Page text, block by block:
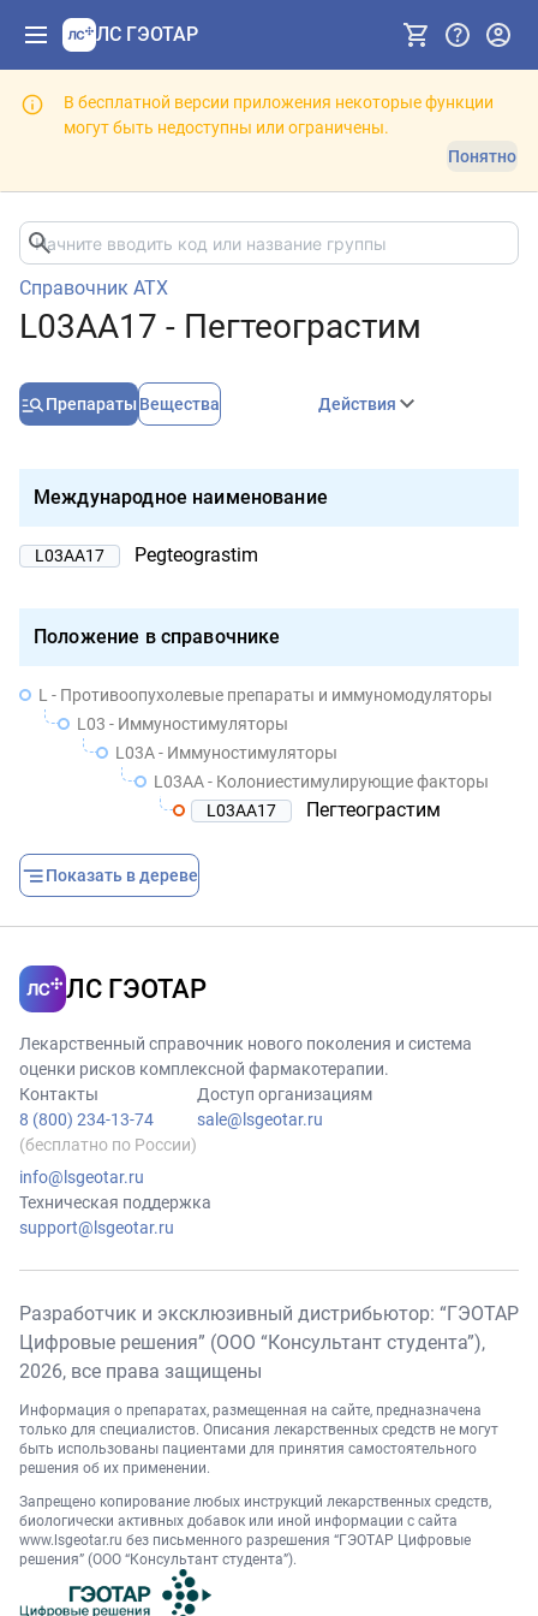
ЛС ГЭОТАР
В бесплатной версии приложения некоторые функции
могут быть недоступны или ограничены.
Понятно
Справочник АТХ
L03AA17 - Пегтеограстим
Препараты Вещества Действия
Международное наименование
L03AA17 Pegteograstim
Положение в справочнике
L - Противоопухолевые препараты и иммуномодуляторы
L03 - Иммуностимуляторы
L03A - Иммуностимуляторы
L03AA - Колониестимулирующие факторы
L03AA17
Пегтеограстим
Показать в дереве
ЛС ГЭОТАР
Лекарственный справочник нового поколения и система
оценки рисков комплексной фармакотерапии.
Контакты
8 (800) 234-13-74
(бесплатно по России)
info@lsgeotar.ru
Доступ организациям
sale@lsgeotar.ru
Техническая поддержка
support@lsgeotar.ru
Разработчик и эксклюзивный дистрибьютор: “ГЭОТАР
Цифровые решения” (ООО “Консультант студента”),
2026, все права защищены
Информация о препаратах, размещенная на сайте, предназначена
только для специалистов. Описания лекарственных средств не могут
быть использованы пациентами для принятия самостоятельного
решения об их применении.
Запрещено копирование любых инструкций лекарственных средств,
биологически активных добавок или иной информации с сайта
www.lsgeotar.ru без письменного разрешения “ГЭОТАР Цифровые
решения” (ООО “Консультант студента”).